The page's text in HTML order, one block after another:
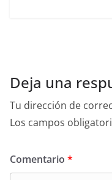
Deja una
Tu dirección de
Los campos
Comentario *